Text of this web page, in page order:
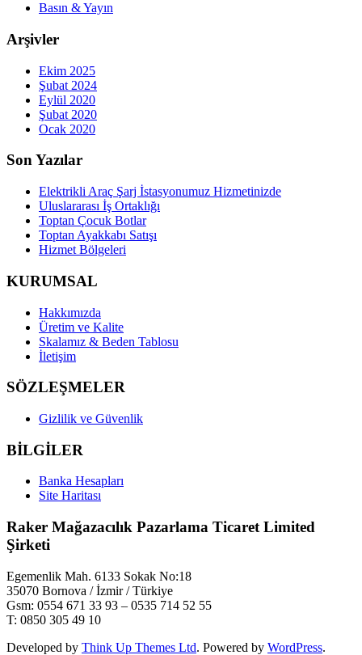
Basın & Yayın
Arşivler
Ekim 2025
Şubat 2024
Eylül 2020
Şubat 2020
Ocak 2020
Son Yazılar
Elektrikli Araç Şarj İstasyonumuz Hizmetinizde
Uluslararası İş Ortaklığı
Toptan Çocuk Botlar
Toptan Ayakkabı Satışı
Hizmet Bölgeleri
KURUMSAL
Hakkımızda
Üretim ve Kalite
Skalamız & Beden Tablosu
İletişim
SÖZLEŞMELER
Gizlilik ve Güvenlik
BİLGİLER
Banka Hesapları
Site Haritası
Raker Mağazacılık Pazarlama Ticaret Limited
Şirketi
Egemenlik Mah. 6133 Sokak No:18
35070 Bornova / İzmir / Türkiye
Gsm: 0554 671 33 93 – 0535 714 52 55
T: 0850 305 49 10
Developed by Think Up Themes Ltd. Powered by WordPress.